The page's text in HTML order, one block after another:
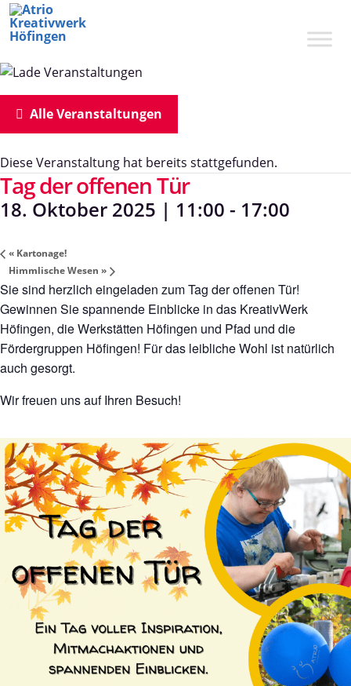
Zum
springen
Alle Veranstaltungen
Diese Veranstaltung hat bereits stattgefunden.
Tag der offenen Tür
18. Oktober 2025 | 11:00 - 17:00
« Kartonage!
Himmlische Wesen »
Sie sind herzlich eingeladen zum Tag der offenen Tür!
Gewinnen Sie spannende Einblicke in das KreativWerk
Höfingen, die Werkstätten Höfingen und Pfad und die
Fördergruppen Höfingen! Für das leibliche Wohl ist natürlich
auch gesorgt.
Wir freuen uns auf Ihren Besuch!